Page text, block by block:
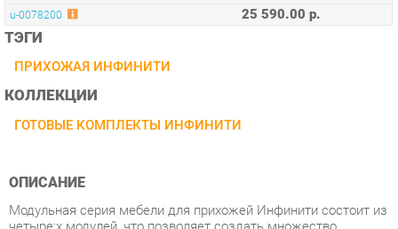
ПРИХОЖАЯ ИНФИНИТИ
КОЛЛЕКЦИИ
ГОТОВЫЕ КОМПЛЕКТЫ ИНФИНИТИ
ОПИСАНИЕ
композиций. Цвет корпуса - венге, цвет фасадов - дуб мол.
ЛДСП 16 мм., Кромка ПВХ, петли BOYARD. Секция с
зеркалом зеркало имеет широкий фацет по периметру